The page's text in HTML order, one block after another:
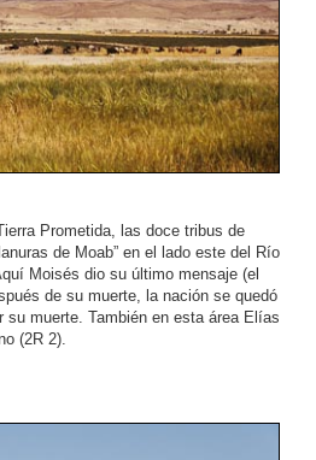
Prometida, las doce tribus de
de Moab” en el lado este del Río
Moisés dio su último mensaje (el
de su muerte, la nación se quedó
su muerte. También en esta área Elías
(2R 2).